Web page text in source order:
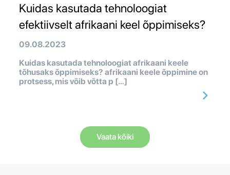
Kuidas kasutada tehnoloogiat
efektiivselt afrikaani keel õppimiseks?
09.08.2023
Kuidas kasutada tehnoloogiat afrikaani keele
tõhusaks õppimiseks? afrikaani keele õppimine on
protsess, mis võib võtta p […]
Vaata kõiki